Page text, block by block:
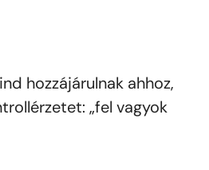
hozzájárulnak ahhoz,
„fel vagyok